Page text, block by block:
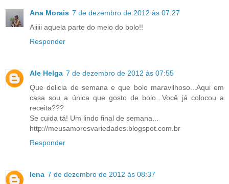
Ana Morais 7 de dezembro de 2012 às 07:27
Aiiiii aquela parte do meio do bolo!!
Responder
Ale Helga 7 de dezembro de 2012 às 07:55
Que delicia de semana e que bolo maravilhoso...Aqui em
casa sou a única que gosto de bolo...Você já colocou a
receita???
Se cuida tá! Um lindo final de semana...
http://meusamoresvariedades.blogspot.com.br
Responder
lena 7 de dezembro de 2012 às 08:37